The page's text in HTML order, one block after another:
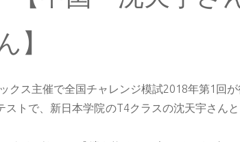
】
ス主催で全国チャレンジ模試2018年第1回が
トで、新日本学院のT4クラスの沈天宇さん